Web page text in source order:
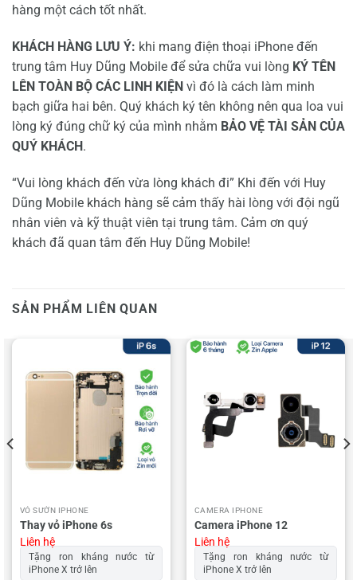
hàng một cách tốt nhất.
KHÁCH HÀNG LƯU Ý: khi mang điện thoại iPhone đến
trung tâm Huy Dũng Mobile để sửa chữa vui lòng KÝ TÊN
LÊN TOÀN BỘ CÁC LINH KIỆN vì đó là cách làm minh
bạch giữa hai bên. Quý khách ký tên không nên qua loa vui
lòng ký đúng chữ ký của mình nhằm BẢO VỆ TÀI SẢN CỦA
QUÝ KHÁCH .
“Vui lòng khách đến vừa lòng khách đi” Khi đến với Huy
Dũng Mobile khách hàng sẽ cảm thấy hài lòng với đội ngũ
nhân viên và kỹ thuật viên tại trung tâm. Cảm ơn quý
khách đã quan tâm đến Huy Dũng Mobile!
SẢN PHẨM LIÊN QUAN
VỎ SƯỜN IPHONE
Thay vỏ iPhone 6s
Liên hệ
Tặng ron kháng nước từ
iPhone X trở lên
CAMERA IPHONE
Camera iPhone 12
Liên hệ
Tặng ron kháng nước từ
iPhone X trở lên